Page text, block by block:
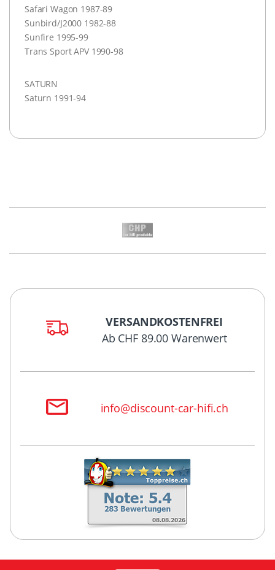
Safari Wagon 1987-89
Sunbird/J2000 1982-88
Sunfire 1995-99
Trans SportAPV1990-98
SATURN
Saturn 1991-94
VERSANDKOSTENFREI
Ab CHF 89.00 Warenwert
info@discount-car-hifi.ch